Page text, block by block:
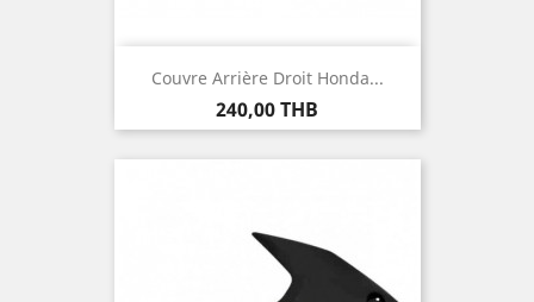
Couvre Arrière Droit Honda...
Prix
240,00 THB